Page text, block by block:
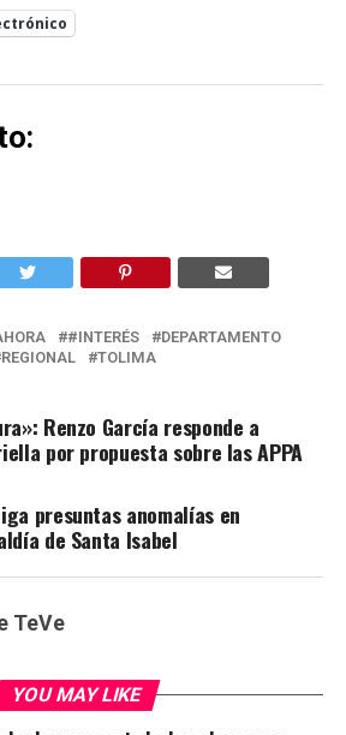
#INTERÉS
DEPARTAMENTO
REGIONAL TOLIMA
Renzo García responde a
por propuesta sobre las APPA
presuntas anomalías en
de Santa Isabel
TeVe
YOU MAY LIKE